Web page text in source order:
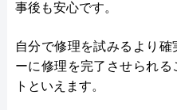
事後も安心です。
自分で修理を試みるより
ーに修理を完了させられ
トといえます。